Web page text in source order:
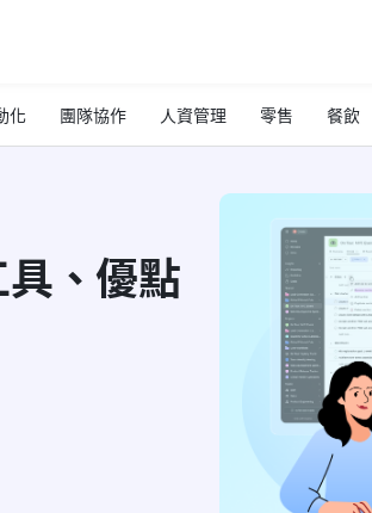
化 團隊協作 人資管理 零售 餐飲
、優點